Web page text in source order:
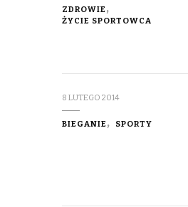
ZDROWIE
ŻYCIE SPORTOWCA
8 LUTEGO 2014
BIEGANIE SPORTY